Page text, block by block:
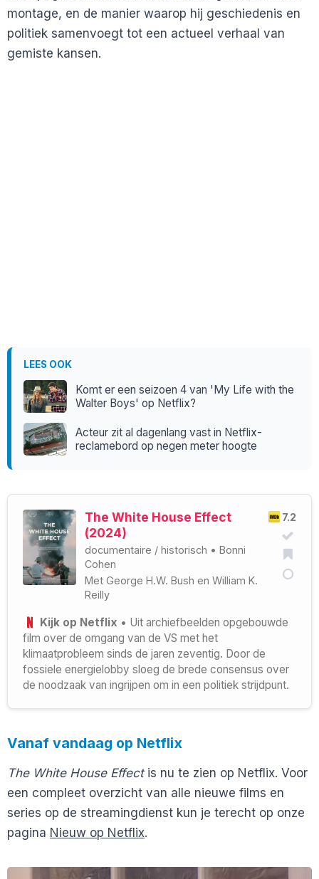
montage, en de manier waarop hij geschiedenis en
politiek samenvoegt tot een actueel verhaal van
gemiste kansen.
LEES OOK
Komt er een seizoen 4 van 'My Life with the
Walter Boys' op Netflix?
Acteur zit al dagenlang vast in Netflix-
reclamebord op negen meter hoogte
7.2
The White House Effect
(2024)
documentaire / historisch • Bonni
Cohen
Met George H.W. Bush en William K.
Reilly
Kijk op Netflix • Uit archiefbeelden opgebouwde
film over de omgang van de VS met het
klimaatprobleem sinds de jaren zeventig. Door de
fossiele energielobby sloeg de brede consensus over
de noodzaak van ingrijpen om in een politiek strijdpunt.
Vanaf vandaag op Netflix
The White House Effectis nu te zien op Netflix. Voor
een compleet overzicht van alle nieuwe films en
series op de streamingdienst kun je terecht op onze
pagina Nieuw op Netflix.